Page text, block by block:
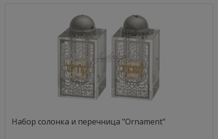
Набор солонка и перечница "Ornament"